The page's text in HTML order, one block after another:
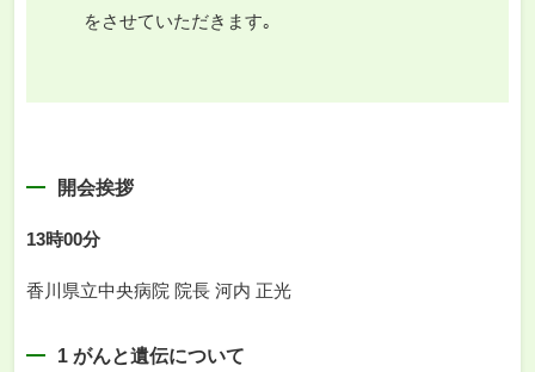
をさせていただきます｡
開会挨拶
13時00分
香川県立中央病院 院長 河内 正光
1 がんと遺伝について